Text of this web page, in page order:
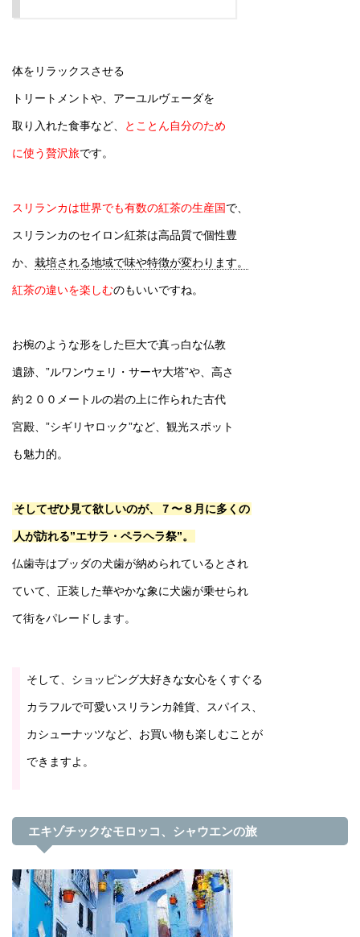
体をリラックスさせる
トリートメントや、アーユルヴェーダを
取り入れた食事など、 とことん自分のため
に使う贅沢旅です。
スリランカは世界でも有数の紅茶の生産国で、
スリランカのセイロン紅茶は高品質で個性豊
か、 栽培される地域で味や特徴が変わります。
紅茶の違いを楽しむのもいいですね。
お椀のような形をした巨大で真っ白な仏教
遺跡、”ルワンウェリ・サーヤ大塔”や、高さ
約２００メートルの岩の上に作られた古代
宮殿、”シギリヤロック”など、観光スポット
も魅力的。
そしてぜひ見て欲しいのが、７〜８月に多くの
人が訪れる”エサラ・ペラヘラ祭”。
仏歯寺はブッダの犬歯が納められているとされ
ていて、正装した華やかな象に犬歯が乗せられ
て街をパレードします。
そして、ショッピング大好きな女心をくすぐる
カラフルで可愛いスリランカ雑貨、スパイス、
カシューナッツなど、お買い物も楽しむことが
できますよ。
エキゾチックなモロッコ、シャウエンの旅